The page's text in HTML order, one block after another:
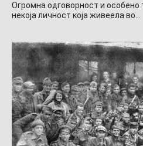
Огромна одговорност и особено
некоја личност која живеела во…